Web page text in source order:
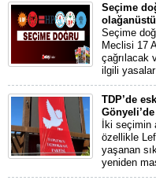
Seçime
Seçime
Meclisi 17
çağrılacak
ilgili
TDP’de
İki seçimin
özellikle
yaşanan
yeniden